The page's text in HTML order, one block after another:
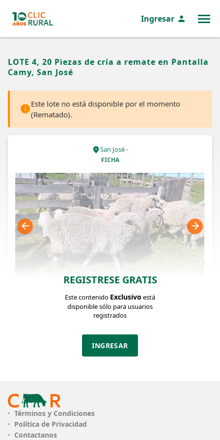
Ingresar
LOTE 4, 20 Piezas de cría a remate en Pantalla
Camy, San José
Este lote no está disponible por el momento
(Rematado).
FICHA
San José -
FICHA DEL LOTE Identificador: #343851
Cantidad:
Categoría:
Piezas de cría
PLAZO
REGISTRESE GRATIS
Este contenido Exclusivo está
disponible sólo para usuarios
registrados
INGRESAR
Términos y Condiciones
Política de Privacidad
Contactanos